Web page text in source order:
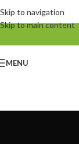
Skip to navigation
Skip to main content
MENU